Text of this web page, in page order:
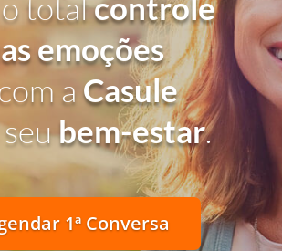
o total
emoções
a Casule
seubem-estar.
1ª Conversa